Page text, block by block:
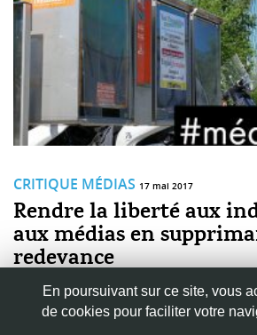
CRITIQUE MÉDIAS 17 mai 2017
Rendre la liberté aux
aux médias en
redevance
devenant plus libre et diversifiée, affirme
vice-président des Jeunes PLR Suisse et
En poursuivant sur ce site, vous
de cookies pour faciliter votre